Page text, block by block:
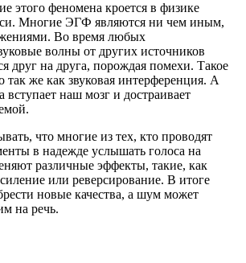
этого феномена кроется в физике
Многие ЭГФ являются ни чем иным,
Во время любых
волны от других источников
друг на друга, порождая помехи. Такое
так же как звуковая интерференция. А
вступает наш мозг и достраивает
что многие из тех, кто проводят
в надежде услышать голоса на
различные эффекты, такие, как
или реверсирование. В итоге
новые качества, а шум может
на речь.